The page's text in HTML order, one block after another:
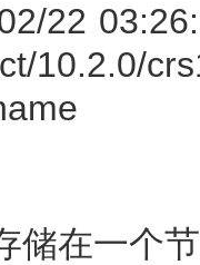
22
10.2.0/
储在一个